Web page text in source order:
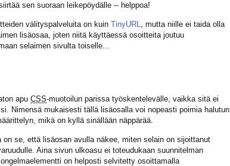
sen suoraan leikepöydälle -- helppoa!
välityspalveluita on kuin TinyURL
, mutta niille ei taida olla
lisäosaa, joten niitä käyttäessä osoitteita joutuu
selaimen sivulta toiselle...
apu CSS-muotoilun parissa työskentelevälle, vaikka sitä ei
Nimensä mukaisesti tällä lisäosalla voi nopeasti poimia halutun
mikä on kyllä sinällään näppärää.
on se, että lisäosan avulla näkee, miten selain on sijoittanut
Aina sivun ulkoasu ei toteudukaan suunnitelman
on helposti selvitetty osoittamalla